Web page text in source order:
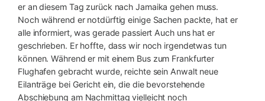
er an diesem Tag zurück nach Jamaika gehen muss.
Noch während er notdürftig einige Sachen packte, hat er
alle informiert, was gerade passiert Auch uns hat er
geschrieben. Er hoffte, dass wir noch irgendetwas tun
können. Während er mit einem Bus zum Frankfurter
Flughafen gebracht wurde, reichte sein Anwalt neue
Eilanträge bei Gericht ein, die die bevorstehende
Abschiebung am Nachmittag vielleicht noch